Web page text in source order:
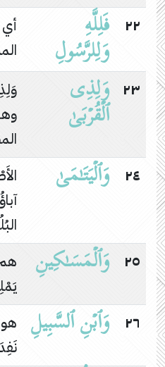
٢٢
فَلِلَّهِ
وَلِلرَّسُولِ
٢٣
وَلِذِی
ٱلۡقُرۡبَىٰ
٢٤
وَٱلۡیَتَـٰمَىٰ
٢٥
وَٱلۡمَسَـٰكِینِ
٢٦
وَٱبۡنِ ٱلسَّبِیلِ